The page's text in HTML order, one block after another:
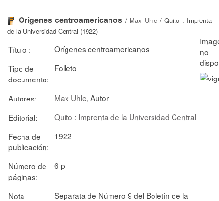
Orígenes centroamericanos / Max Uhle/ Quito : Imprenta
de la Universidad Central (1922)
Título :
Orígenes centroamericanos
Tipo de
documento:
Folleto
Autores: Max Uhle, Autor
Editorial:
Quito : Imprenta de la Universidad Central
Fecha de
publicación:
1922
Número de
páginas:
6 p.
Nota
Separata de Número 9 del Boletín de la